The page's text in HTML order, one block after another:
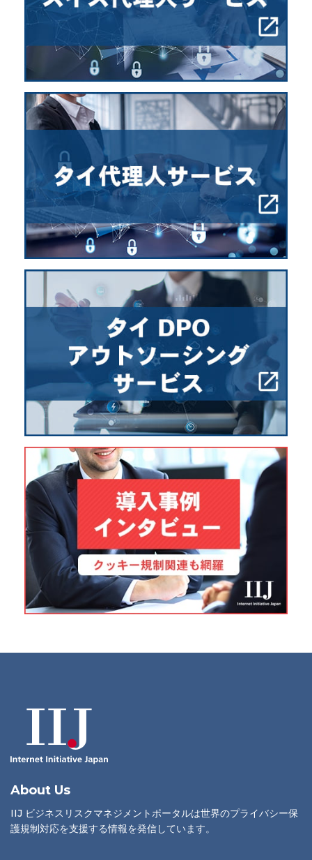
About Us
IIJ ビジネスリスクマネジメントポータルは世界のプライバシー保
護規制対応を支援する情報を発信しています。